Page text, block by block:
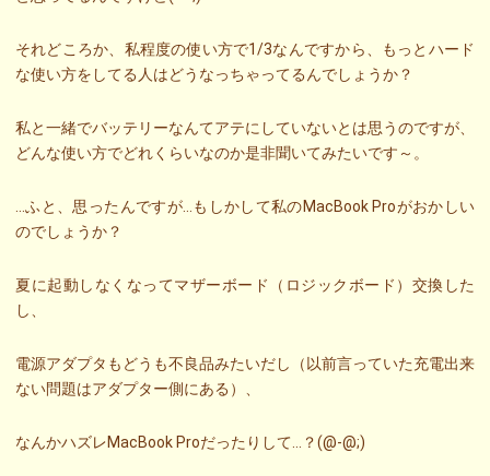
それどころか、私程度の使い方で1/3なんですから、もっとハード
な使い方をしてる人はどうなっちゃってるんでしょうか？
私と一緒でバッテリーなんてアテにしていないとは思うのですが、
どんな使い方でどれくらいなのか是非聞いてみたいです～。
…ふと、思ったんですが…もしかして私のMacBook Proがおかしい
のでしょうか？
夏に起動しなくなってマザーボード（ロジックボード）交換した
し、
電源アダプタもどうも不良品みたいだし（以前言っていた充電出来
ない問題はアダプター側にある）、
なんかハズレMacBook Proだったりして…？(@-@;)